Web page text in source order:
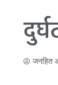
जनहित